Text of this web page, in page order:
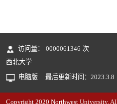
访问量： 0000061346 次
西北大学
电脑版
最后更新时间： 2023.3.8
Copyright 2020 Northwest University.